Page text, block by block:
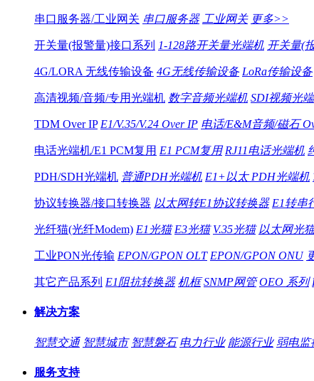
串口服务器/工业网关 串口服务器 工业网关 更多>>
开关量(报警量)接口系列 1-128路开关量光端机 开关量(
4G/LORA 无线传输设备 4G无线传输设备 LoRa传输设备
高清视频/音频/专用光端机 数字音频光端机 SDI视频光
TDM Over IP E1/V.35/V.24 Over IP 电话/E&M音频/磁石
电话光端机/E1 PCM复用 E1 PCM复用 RJ11电话光端机
PDH/SDH光端机 普通PDH光端机 E1+以太 PDH光端机
协议转换器/接口转换器 以太网转E1协议转换器 E1转串
光纤猫(光纤Modem) E1光猫 E3光猫 V.35光猫 以太网光
工业PON光传输 EPON/GPON OLT EPON/GPON ONU
其它产品系列 E1阻抗转换器 机框 SNMP网管 OEO 系列
解决方案
智慧交通 智慧城市 智慧磐石 电力行业 能源行业 弱电监
服务支持